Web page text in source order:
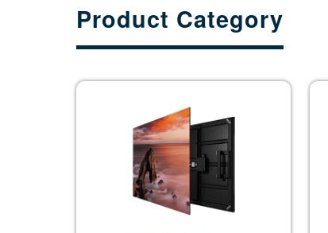
Product Category